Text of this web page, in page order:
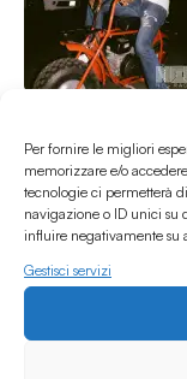
Per fornire le migliori
memorizzare e/o
tecnologie ci permetterà
navigazione o ID unici su
influire negativamente su
Gestisci servizi
2-step/Dubstep/
22.11.18